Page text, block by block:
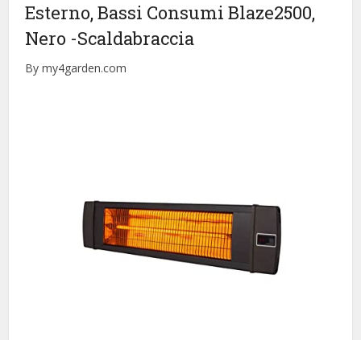
Esterno, Bassi Consumi Blaze2500,
Nero -Scaldabraccia
By my4garden.com